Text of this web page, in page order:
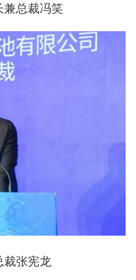
总裁冯笑
张宪龙